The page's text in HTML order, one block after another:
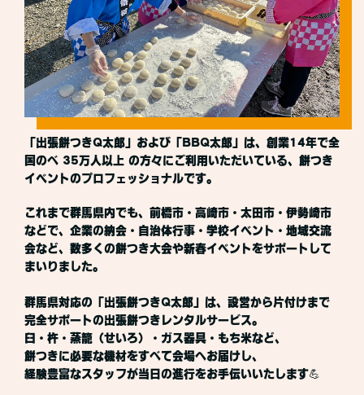
「出張餅つきQ太郎」および「BBQ太郎」は、創業14年で全
国のべ 35万人以上 の方々にご利用いただいている、餅つき
イベントのプロフェッショナルです。
これまで群馬県内でも、前橋市・高崎市・太田市・伊勢崎市
などで、企業の納会・自治体行事・学校イベント・地域交流
会など、数多くの餅つき大会や新春イベントをサポートして
まいりました。
群馬県対応の「出張餅つきQ太郎」は、設営から片付けまで
完全サポートの出張餅つきレンタルサービス。
臼・杵・蒸籠（せいろ）・ガス器具・もち米など、
餅つきに必要な機材をすべて会場へお届けし、
経験豊富なスタッフが当日の進行をお手伝いいたします💪